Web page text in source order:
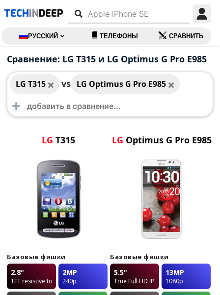
TECHINDEEP
РУССКИЙ ТЕЛЕФОНЫ СРАВНИТЬ
Сравнение: LG T315 и LG Optimus G Pro E985
LG T315 vs LG Optimus G Pro E985
LG T315
LG T315
Базовые фишки
2.8"
TFT resistive touchscreen
2MP
240p
LG Optimus G Pro
E985
LG Optimus G Pro E985
Базовые фишки
5.5"
True Full HD IPS Plus LCD
13MP
1080p